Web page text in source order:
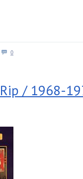
0
/ 1968-